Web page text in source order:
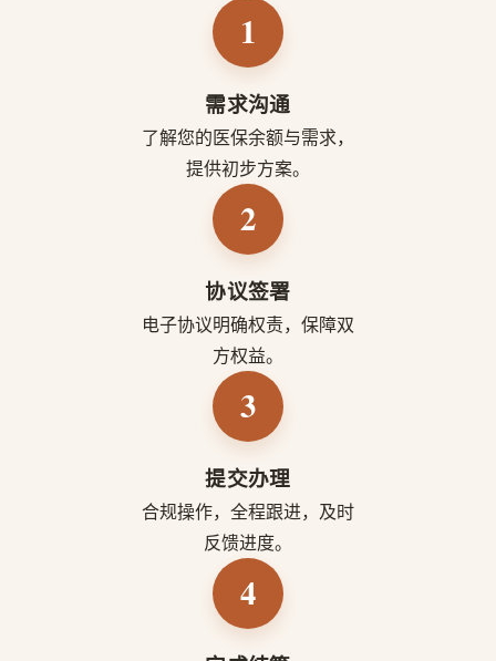
1
需求沟通
了解您的医保余额与需求，
提供初步方案。
2
协议签署
电子协议明确权责，保障双
方权益。
3
提交办理
合规操作，全程跟进，及时
反馈进度。
4